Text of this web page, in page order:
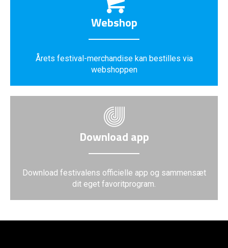
Webshop
Årets festival-merchandise kan bestilles via
webshoppen
Download app
Download festivalens officielle app og sammensæt
dit eget favoritprogram.